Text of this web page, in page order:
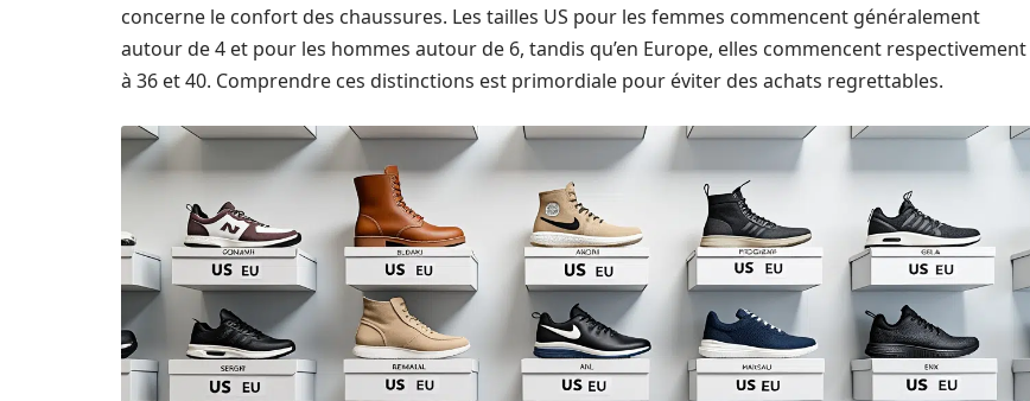
concerne le confort des chaussures. Les tailles US pour les femmes commencent généralement
autour de 4 et pour les hommes autour de 6, tandis qu’en Europe, elles commencent respectivement
à 36 et 40. Comprendre ces distinctions est primordiale pour éviter des achats regrettables.